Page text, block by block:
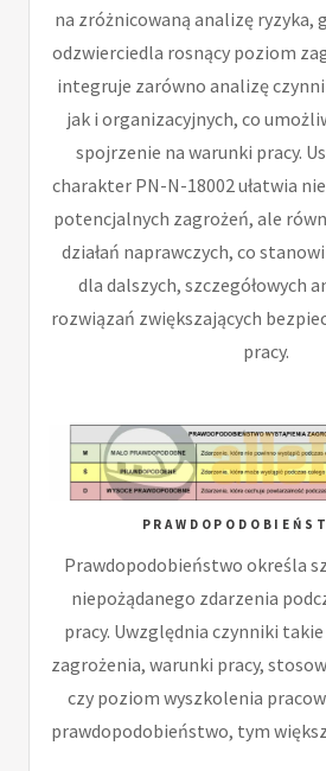
na zróżnicowaną analizę ryzyka,
odzwierciedla rosnący poziom
integruje zarówno analizę
jak i organizacyjnych, co
spojrzenie na warunki pracy.
charakter PN-N-18002 ułatwia
potencjalnych zagrożeń, ale
działań naprawczych, co
dla dalszych, szczegółowych
rozwiązań zwiększających
pracy.
Prawdopodobieństwo określa
niepożądanego zdarzenia
pracy. Uwzględnia czynniki
zagrożenia, warunki pracy,
czy poziom wyszkolenia
prawdopodobieństwo, tym